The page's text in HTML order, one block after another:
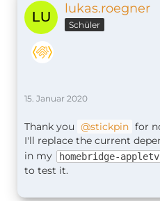
lukas.roegner
Schüler
15. Januar 2020
Thank you stickpin for
I'll replace the current
in my homebridge-appletv
to test it.